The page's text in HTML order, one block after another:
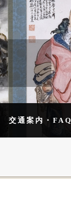
交通案内・FAQ